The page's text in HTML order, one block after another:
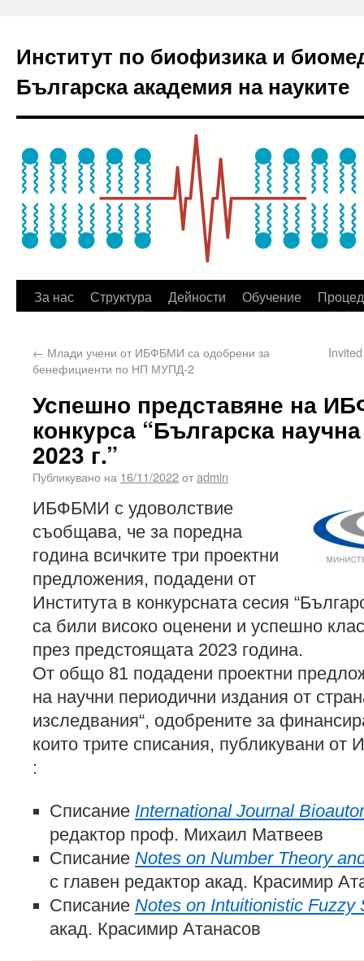
Институт по биофизика и
Българска академия на науките
За нас Структура Дейности Обучение
← Млади учени от ИБФБМИ са одобрени за
бенефициенти по НП МУПД-2
Успешно представяне на
конкурса “Българска
2023 г.”
Публикувано на 16/11/2022отadmin
ИБФБМИ с удоволствие
съобщава, че за поредна
година всичките три проектни
предложения, подадени от
Института в конкурсната сесия
са били високо оценени и успешно
през предстоящата 2023 година.
От общо 81 подадени проектни
на научни периодични издания от
изследвания“, одобрените за
които трите списания, публикувани
:
Списание International Journal
редактор проф. Михаил Матвеев
Списание Notes on Number Theory
с главен редактор акад. Красимир
Списание Notes on Intuitionistic Fuzzy
акад. Красимир Атанасов